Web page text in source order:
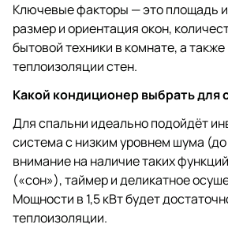
Ключевые факторы — это площадь
размер и ориентация окон,
бытовой техники в комнате, а
теплоизоляции стен.
Какой кондиционер выбрать для
Для спальни идеально подойдёт
система с низким уровнем шума
внимание на наличие таких
(«сон»), таймер и деликатное
Мощности в 1,5 кВт будет
теплоизоляции.